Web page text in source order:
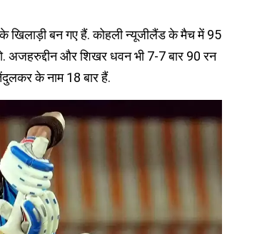
खिलाड़ी बन गए हैं. कोहली न्‍यूजीलैंड के मैच में 95
अजहरुद्दीन और शिखर धवन भी 7-7 बार 90 रन
के नाम 18 बार हैं.